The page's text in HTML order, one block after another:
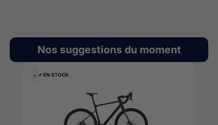
Nos suggestions du moment
- ✔︎ EN STOCK